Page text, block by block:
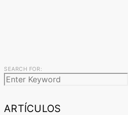
SEARCH FOR:
ARTÍCULOS